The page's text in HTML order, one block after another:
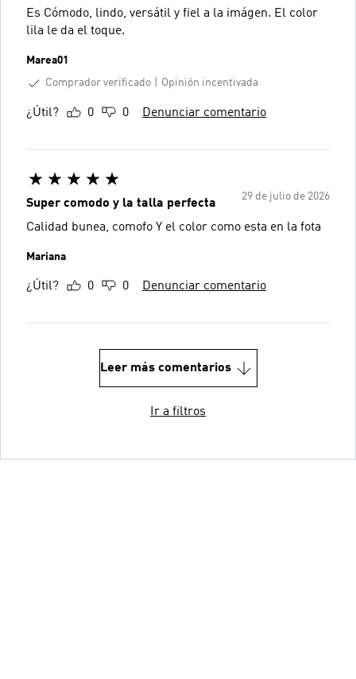
Es Cómodo, lindo, versátil y fiel a la imágen. El color
lila le da el toque.
Marea01
Comprador verificado
Opinión incentivada
¿Útil? 0 0 Denunciar comentario
29 de julio de 2026
Super comodo y la talla perfecta
Calidad bunea, comofo Y el color como esta en la fota
Mariana
¿Útil? 0 0 Denunciar comentario
Leer más comentarios
Ir a filtros